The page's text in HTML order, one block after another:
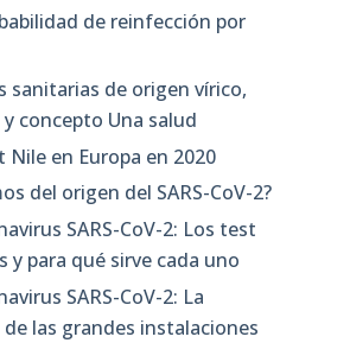
de reinfección por
sanitarias de origen vírico,
concepto Una salud
Nile en Europa en 2020
del origen del SARS-CoV-2?
SARS-CoV-2: Los test
y para qué sirve cada uno
SARS-CoV-2: La
las grandes instalaciones